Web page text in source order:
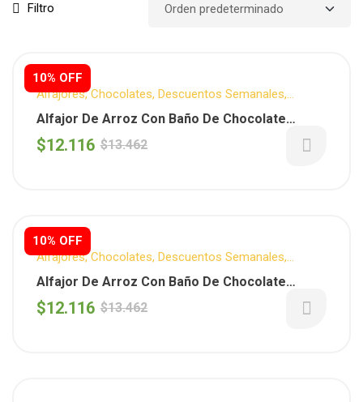
Filtro
10% OFF
Alfajores,Chocolates, Descuentos Semanales,
LULEMUU,Sin T.A.C.C.,Snack Dulce ,Snacks
Alfajor De Arroz Con Baño De Chocolate
Blanco X 12 Unidades (Lulemuu)
$13.462
$12.116
10% OFF
Alfajores,Chocolates, Descuentos Semanales,
LULEMUU,Sin T.A.C.C.,Snack Dulce ,Snacks
Alfajor De Arroz Con Baño De Chocolate
Negro X 12 Unidades (Lulemuu)
$13.462
$12.116